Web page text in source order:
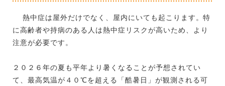
熱中症は屋外だけでなく、屋内にいても起こります。特
に高齢者や持病のある人は熱中症リスクが高いため、より
注意が必要です。
２０２６年の夏も平年より暑くなることが予想されてい
て、最高気温が４０℃を超える「酷暑日」が観測される可